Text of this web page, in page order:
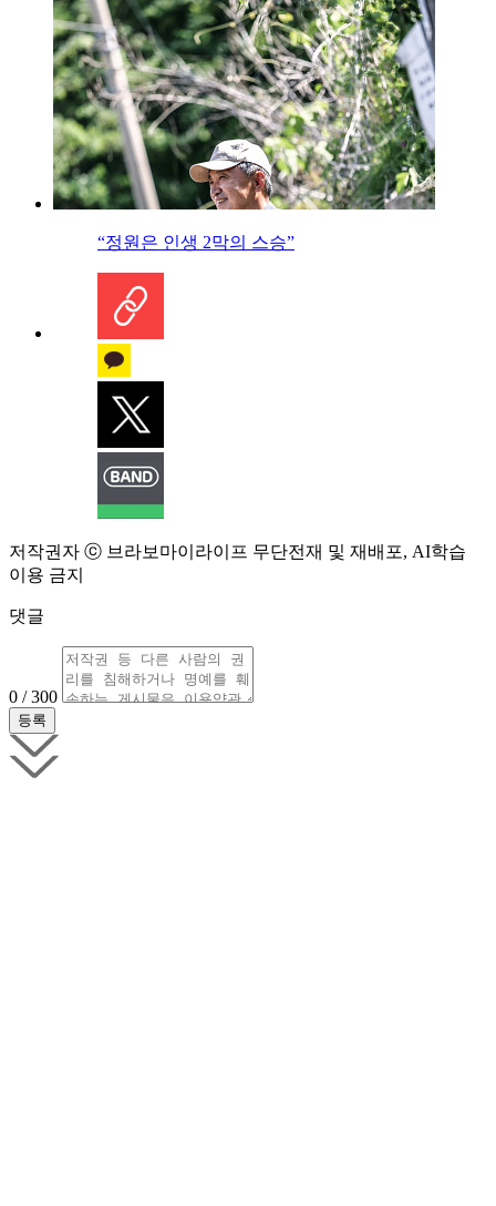
“정원은 인생 2막의 스승”
저작권자 ⓒ 브라보마이라이프 무단전재 및 재배포, AI학습
이용 금지
댓글
0 / 300